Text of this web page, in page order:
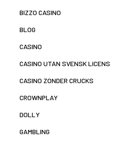
BIZZO CASINO
BLOG
CASINO
CASINO UTAN SVENSK LICENS
CASINO ZONDER CRUCKS
CROWNPLAY
DOLLY
GAMBLING